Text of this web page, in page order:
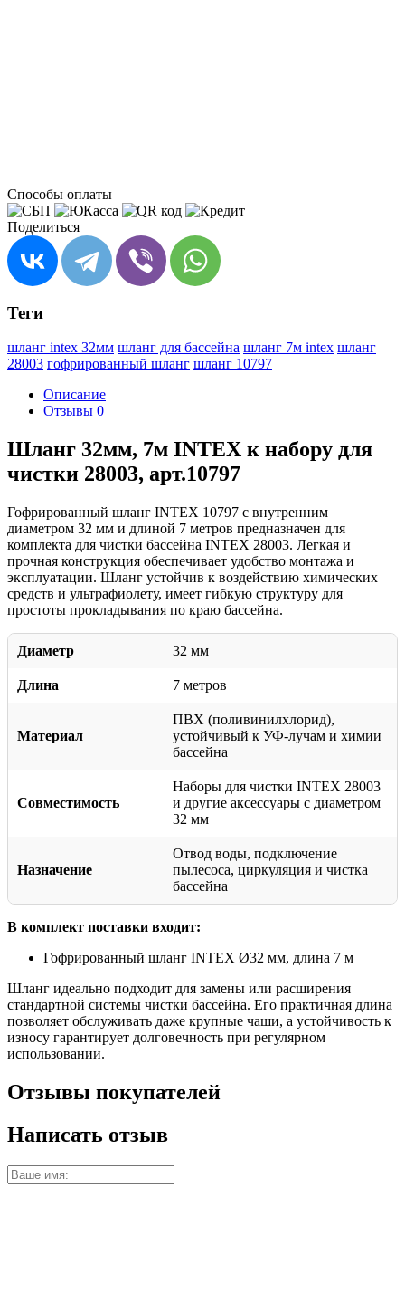
Способы оплаты
Поделиться
Теги
шланг intex 32мм шланг для бассейна шланг 7м intex шланг
28003 гофрированный шланг шланг 10797
Описание
Отзывы 0
Шланг 32мм, 7м INTEX к набору для
чистки 28003, арт.10797
Гофрированный шланг INTEX 10797 с внутренним
диаметром 32 мм и длиной 7 метров предназначен для
комплекта для чистки бассейна INTEX 28003. Легкая и
прочная конструкция обеспечивает удобство монтажа и
эксплуатации. Шланг устойчив к воздействию химических
средств и ультрафиолету, имеет гибкую структуру для
простоты прокладывания по краю бассейна.
Диаметр 32 мм
Длина 7 метров
Материал
ПВХ (поливинилхлорид),
устойчивый к УФ-лучам и химии
бассейна
Совместимость
Наборы для чистки INTEX 28003
и другие аксессуары с диаметром
32 мм
Назначение
Отвод воды, подключение
пылесоса, циркуляция и чистка
бассейна
В комплект поставки входит:
Гофрированный шланг INTEX Ø32 мм, длина 7 м
Шланг идеально подходит для замены или расширения
стандартной системы чистки бассейна. Его практичная длина
позволяет обслуживать даже крупные чаши, а устойчивость к
износу гарантирует долговечность при регулярном
использовании.
Отзывы покупателей
Написать отзыв